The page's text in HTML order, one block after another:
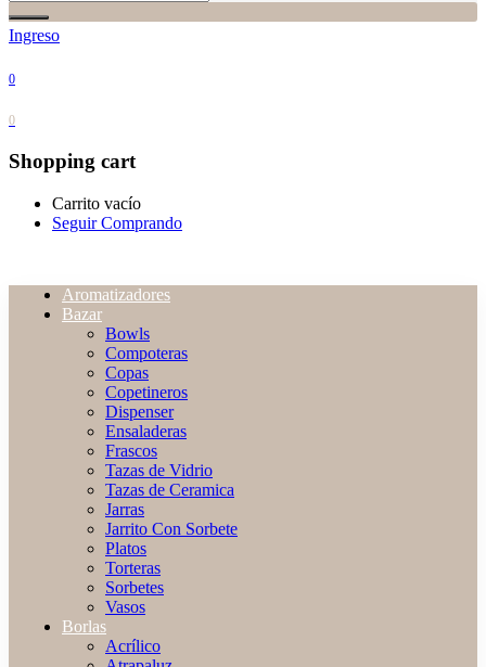
Ingreso
0
0
Shopping cart
Carrito vacío
Seguir Comprando
Aromatizadores
Bazar
Bowls
Compoteras
Copas
Copetineros
Dispenser
Ensaladeras
Frascos
Tazas de Vidrio
Tazas de Ceramica
Jarras
Jarrito Con Sorbete
Platos
Torteras
Sorbetes
Vasos
Borlas
Acrílico